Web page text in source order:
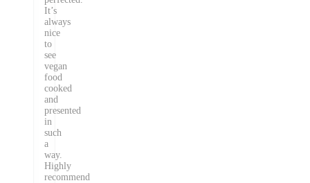
It’s
always
nice
to
see
vegan
food
cooked
and
presented
in
such
a
way.
Highly
recommend